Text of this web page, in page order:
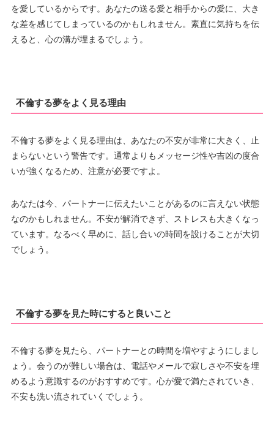
を愛しているからです。あなたの送る愛と相手からの愛に、大き
な差を感じてしまっているのかもしれません。素直に気持ちを伝
えると、心の溝が埋まるでしょう。
不倫する夢をよく見る理由
不倫する夢をよく見る理由は、あなたの不安が非常に大きく、止
まらないという警告です。通常よりもメッセージ性や吉凶の度合
いが強くなるため、注意が必要ですよ。
あなたは今、パートナーに伝えたいことがあるのに言えない状態
なのかもしれません。不安が解消できず、ストレスも大きくなっ
ています。なるべく早めに、話し合いの時間を設けることが大切
でしょう。
不倫する夢を見た時にすると良いこと
不倫する夢を見たら、パートナーとの時間を増やすようにしまし
ょう。会うのが難しい場合は、電話やメールで寂しさや不安を埋
めるよう意識するのがおすすめです。心が愛で満たされていき、
不安も洗い流されていくでしょう。